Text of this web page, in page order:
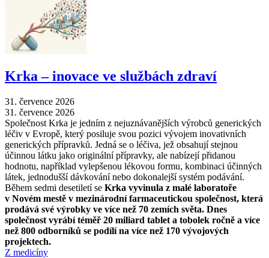
Krka –⁠ inovace ve službách zdraví
31. července 2026
31. července 2026
Společnost Krka je jedním z nejuznávanějších výrobců generických
léčiv v Evropě, který posiluje svou pozici vývojem inovativních
generických přípravků. Jedná se o léčiva, jež obsahují stejnou
účinnou látku jako originální přípravky, ale nabízejí přidanou
hodnotu, například vylepšenou lékovou formu, kombinaci účinných
látek, jednodušší dávkování nebo dokonalejší systém podávání.
Během sedmi desetiletí se Krka vyvinula z malé laboratoře
v Novém mestě v mezinárodní farmaceutickou společnost, která
prodává své výrobky ve více než 70 zemích světa. Dnes
společnost vyrábí téměř 20 miliard tablet a tobolek ročně a více
než 800 odborníků se podílí na více než 170 vývojových
projektech.
Z medicíny